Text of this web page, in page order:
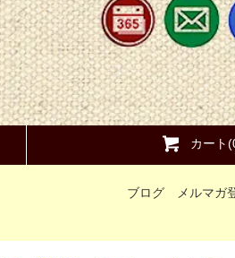
カート
ブログ メルマガ